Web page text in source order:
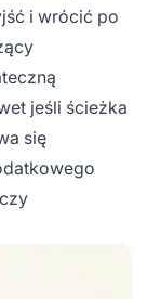
i wrócić po
jeśli ścieżka
się